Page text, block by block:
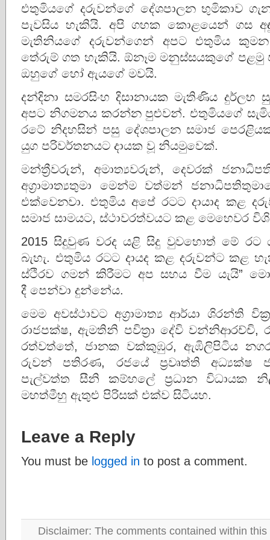
එතුමියගේ දරුවන්ගේ දේශපාලන භුමිකාව
පැවසිය හැකියි. අපි ගහක කොළයෙන් ගස
මැතිනියගේ දරුවන්ගෙන් අපට එතුමිය
තේරුම් ගත හැකියි. ඕනෑම මනුස්සයකුගේ පළමු
ඔහුගේ හෝ ඇයගේ මවයි.
දන්දිනා සමරසිංහ දිසානායක මැතිණිය
අපට නිගමනය කරන්න පුළුවන්. එතුමියගේ
රටේ නිදහසින් පසු දේශපාලන සමාජ
යුග පරිවර්තනයට දායක වූ නියමුවෙක්.
මන්ත්‍රීවරුන්, අමාත්‍යවරුන්, දෙවරක්
අග්‍රාමාත්‍යතුමා මෙන්ම වත්මන්
එක්වෙනවා. එතුමිය අපේ රටට දායාද කළ
සමාජ සාමයට, ස්ථාවරත්වයට කළ මෙහෙවර
2015 සිදුවුණ වරද යළි සිදු වුවහොත් මේ
බැහැ. එතුමිය රටට දායද කළ දරුවන්ට කළ
ස්ථිරව ගමන් කිරීමට අප සහය වීම යැයි”
දී පෙන්වා දුන්නේය.
මෙම අවස්ථාවට අග්‍රාමාත්‍ය ආර්යා ශිරන්ති
රාජපක්ෂ, ඇමතිනි පවිත්‍රා දේවි වන්නිආරච්චි,
රත්වත්තේ, ජානක වක්කුඹුර, ඇඹිලිපිටිය
රුවන් පතිරණ, රජයේ ප්‍රවෘත්ති අධ්‍යක්ෂ
පැල්වත්ත සීනි කම්හලේ ප්‍රධාන විධායක
මහත්මීහු ඇතුළු පිරිසක් එක්ව සිටියහ.
Leave a Reply
You must be logged in to post a comment.
Disclaimer: The comments contained within